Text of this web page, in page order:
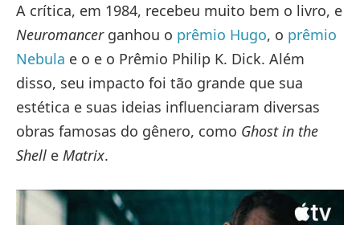
A crítica, em 1984, recebeu muito bem o livro, e
Neuromancerganhou o prêmio Hugo, o prêmio
Nebula e o e o Prêmio Philip K. Dick. Além
disso, seu impacto foi tão grande que sua
estética e suas ideias influenciaram diversas
obras famosas do gênero, como Ghost in the
Shell e Matrix.